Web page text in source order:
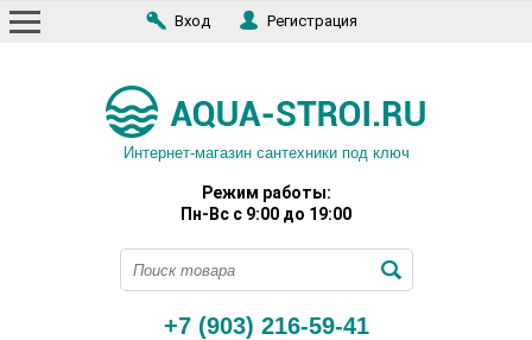
Вход Регистрация
Интернет-магазин сантехники под ключ
Режим работы:
Пн-Вс с 9:00 до 19:00
+7 (903) 216-59-41